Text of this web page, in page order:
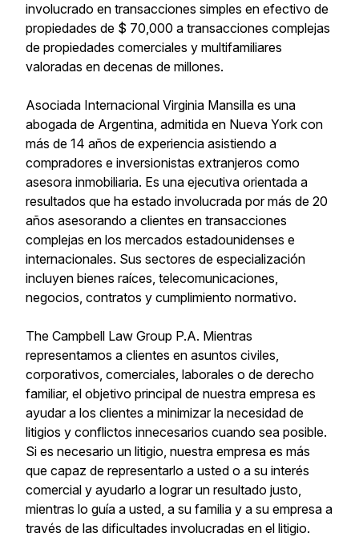
involucrado en transacciones simples en efectivo de
propiedades de $ 70,000 a transacciones complejas
de propiedades comerciales y multifamiliares
valoradas en decenas de millones.
Asociada Internacional Virginia Mansilla es una
abogada de Argentina, admitida en Nueva York con
más de 14 años de experiencia asistiendo a
compradores e inversionistas extranjeros como
asesora inmobiliaria. Es una ejecutiva orientada a
resultados que ha estado involucrada por más de 20
años asesorando a clientes en transacciones
complejas en los mercados estadounidenses e
internacionales. Sus sectores de especialización
incluyen bienes raíces, telecomunicaciones,
negocios, contratos y cumplimiento normativo.
The Campbell Law Group P.A. Mientras
representamos a clientes en asuntos civiles,
corporativos, comerciales, laborales o de derecho
familiar, el objetivo principal de nuestra empresa es
ayudar a los clientes a minimizar la necesidad de
litigios y conflictos innecesarios cuando sea posible.
Si es necesario un litigio, nuestra empresa es más
que capaz de representarlo a usted o a su interés
comercial y ayudarlo a lograr un resultado justo,
mientras lo guía a usted, a su familia y a su empresa a
través de las dificultades involucradas en el litigio.